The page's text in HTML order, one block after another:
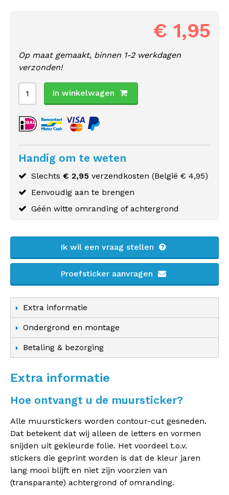
€ 1,95
Op maat gemaakt, binnen 1-2 werkdagen
verzonden!
In winkelwagen
Handig om te weten
Slechts € 2,95 verzendkosten (België € 4,95)
Eenvoudig aan te brengen
Géén witte omranding of achtergrond
Ik wil een vraag stellen
Proefsticker aanvragen
Extra informatie
Ondergrond en montage
Betaling & bezorging
Extra informatie
Hoe ontvangt u de muursticker?
Alle muurstickers worden contour-cut gesneden.
Dat betekent dat wij alleen de letters en vormen
snijden uit gekleurde folie. Het voordeel t.o.v.
stickers die geprint worden is dat de kleur jaren
lang mooi blijft en niet zijn voorzien van
(transparante) achtergrond of omranding.